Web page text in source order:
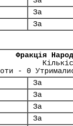
За
За
Фракція
- 0
За
За
За
За